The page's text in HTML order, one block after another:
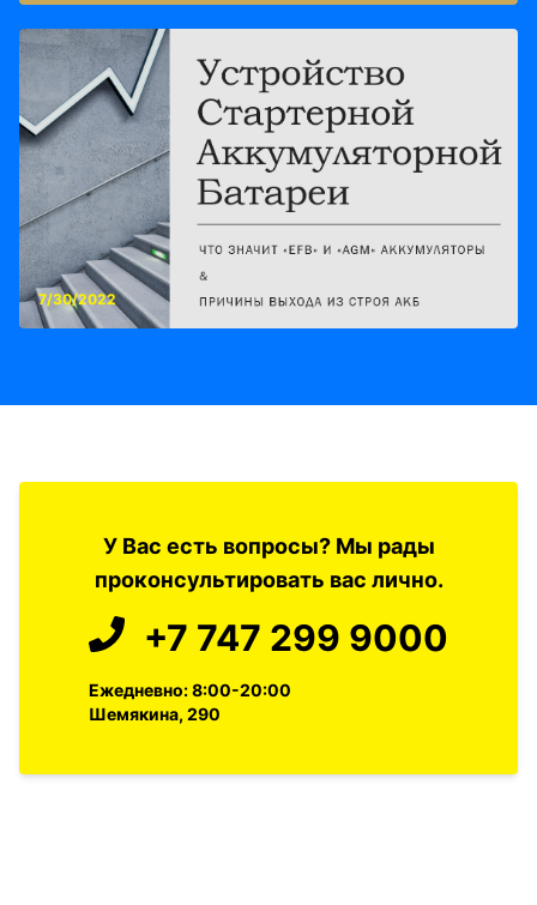
7/30/2022
У Вас есть вопросы? Мы рады
проконсультировать вас лично.
+7 747 299 9000
Ежедневно: 8:00-20:00
Шемякина, 290